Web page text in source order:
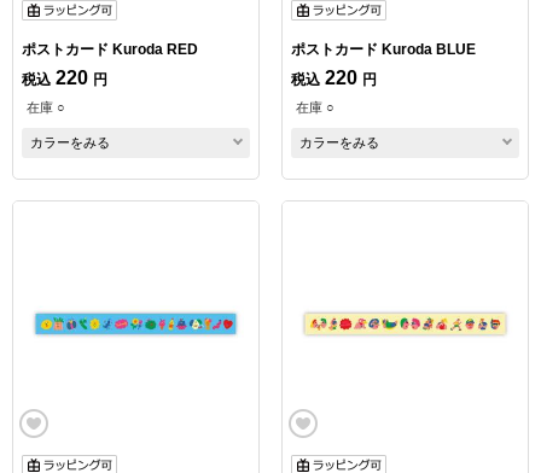
ポストカード Kuroda RED
税込 220 円
在庫 ○
カラーをみる
ポストカード Kuroda BLUE
税込 220 円
在庫 ○
カラーをみる